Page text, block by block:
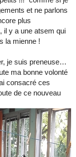
et ne parlons
plus
il y a une atsem qui
la mienne !
je suis preneuse…
ma bonne volonté
consacré ces
de ce nouveau